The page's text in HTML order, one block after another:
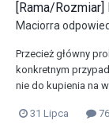
[Rama/
Maciorra
Przecież główny
konkretnym
nie do kupienia na
31 Lipca